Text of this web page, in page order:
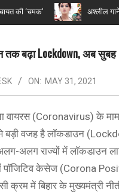
की ‘चमक’ अश्लील गाने
तक बढ़ा Lockdown, अब
ON: MAY 31, 2021
वायरस (Coronavirus) के
बड़ी वजह है लाॅकडाउन
अलग राज्यों में लाॅकडाउन
पाॅजिटिव केसेज (Corona
क्रम में बिहार के मुख्यमंत्री